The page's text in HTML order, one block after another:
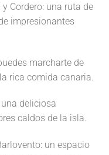
Cordero: una ruta de
impresionantes
marcharte de
rica comida canaria.
deliciosa
caldos de la isla.
un espacio